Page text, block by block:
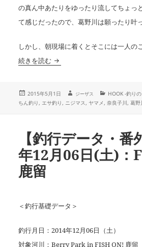
の真ん中あたりをゆったり流してちょっ
て感じだったので、葛野川は願ったり叶
しかし、朝現場に着くとそこには一人の
続きを読む 奈良子と葛野と春の空。
投
日:
2015年5月1日
成
者
ジーザス
カ
ゴ
HOOK -釣り
ちん釣り , エサ釣り , ニジマス , ヤマメ , 奈良子川, 葛野
【釣行データ・
年12月06日(土)：
鹿留
＜釣行基礎データ＞
釣行月日：2014年12月06日（土）
対象河川：Berry Park in FISH ON! 鹿留